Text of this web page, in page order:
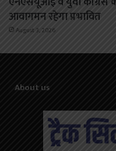
आवागमन रहेगा प्रभावित
August 3, 2026
About us